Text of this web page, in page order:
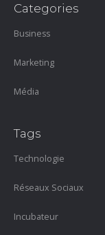
Categories
Business
Marketing
Média
Tags
Technologie
Réseaux Sociaux
Incubateur